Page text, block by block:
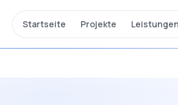
Startseite Projekte Leistungen